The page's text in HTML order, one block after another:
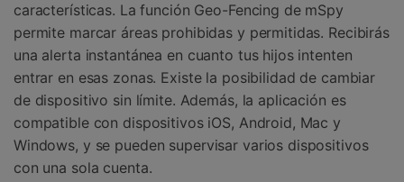
características. La función Geo-Fencing de mSpy
permite marcar áreas prohibidas y permitidas. Recibirás
una alerta instantánea en cuanto tus hijos intenten
entrar en esas zonas. Existe la posibilidad de cambiar
de dispositivo sin límite. Además, la aplicación es
compatible con dispositivos iOS, Android, Mac y
Windows, y se pueden supervisar varios dispositivos
con una sola cuenta.